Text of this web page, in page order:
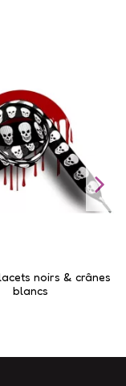
noirs & crânes
blancs